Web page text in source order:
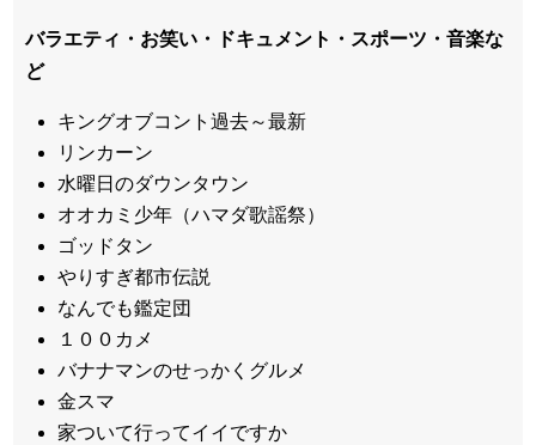
バラエティ・お笑い・ドキュメント・スポーツ・音楽な
ど
キングオブコント過去～最新
リンカーン
水曜日のダウンタウン
オオカミ少年（ハマダ歌謡祭）
ゴッドタン
やりすぎ都市伝説
なんでも鑑定団
１００カメ
バナナマンのせっかくグルメ
金スマ
家ついて行ってイイですか